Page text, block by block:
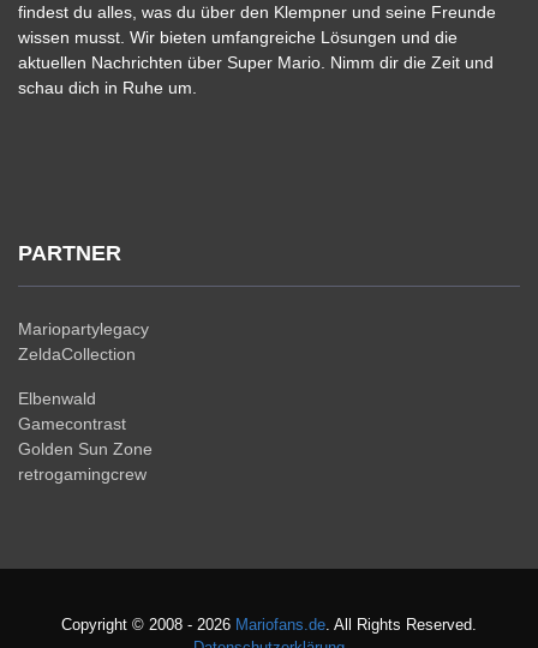
findest du alles, was du über den Klempner und seine Freunde
wissen musst. Wir bieten umfangreiche Lösungen und die
aktuellen Nachrichten über Super Mario. Nimm dir die Zeit und
schau dich in Ruhe um.
PARTNER
Mariopartylegacy
ZeldaCollection
Elbenwald
Gamecontrast
Golden Sun Zone
retrogamingcrew
Copyright © 2008 - 2026 Mariofans.de . All Rights Reserved.